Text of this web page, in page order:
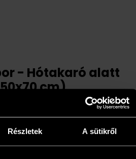
Részletek A sütikről
- Hótakaró alatt
cm)